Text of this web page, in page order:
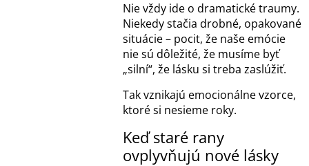
Nie vždy ide o dramatické traumy.
Niekedy stačia drobné, opakované
situácie – pocit, že naše emócie
nie sú dôležité, že musíme byť
„silní“, že lásku si treba zaslúžiť.
Tak vznikajú emocionálne vzorce,
ktoré si nesieme roky.
Keď staré rany
ovplyvňujú nové lásky